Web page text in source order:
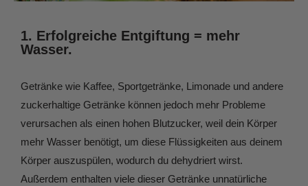
1. Erfolgreiche Entgiftung = mehr
Wasser.
Getränke wie Kaffee, Sportgetränke, Limonade und andere
zuckerhaltige Getränke können jedoch mehr Probleme
verursachen als einen hohen Blutzucker, weil dein Körper
mehr Wasser benötigt, um diese Flüssigkeiten aus deinem
Körper auszuspülen, wodurch du dehydriert wirst.
Außerdem enthalten viele dieser Getränke unnatürliche